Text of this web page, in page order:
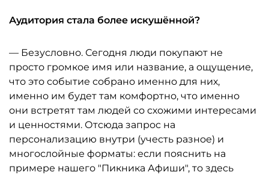
Аудитория стала более искушённой?
— Безусловно. Сегодня люди покупают не
просто громкое имя или название, а ощущение,
что это событие собрано именно для них,
именно им будет там комфортно, что именно
они встретят там людей со схожими интересами
и ценностями. Отсюда запрос на
персонализацию внутри (учесть разное) и
многослойные форматы: если пояснить на
примере нашего "Пикника Афиши", то здесь